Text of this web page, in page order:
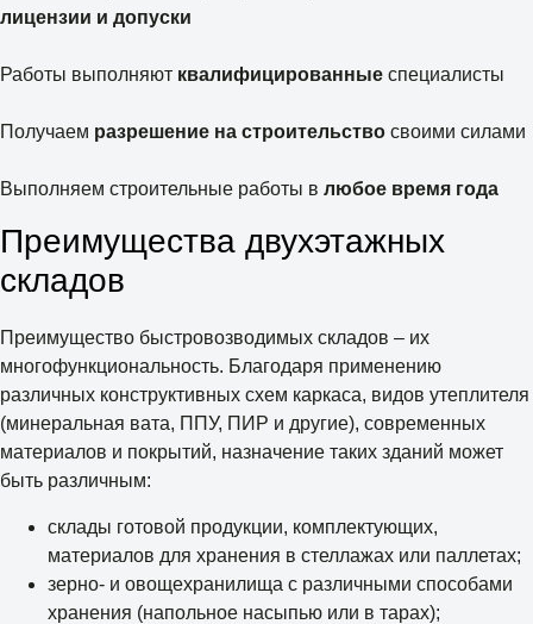
лицензии и допуски
Работы выполняют квалифицированные специалисты
Получаем разрешение на строительство своими силами
Выполняем строительные работы в любое время года
Преимущества двухэтажных
складов
Преимущество быстровозводимых складов – их
многофункциональность. Благодаря применению
различных конструктивных схем каркаса, видов утеплителя
(минеральная вата, ППУ, ПИР и другие), современных
материалов и покрытий, назначение таких зданий может
быть различным:
склады готовой продукции, комплектующих,
материалов для хранения в стеллажах или паллетах;
зерно- и овощехранилища с различными способами
хранения (напольное насыпью или в тарах);